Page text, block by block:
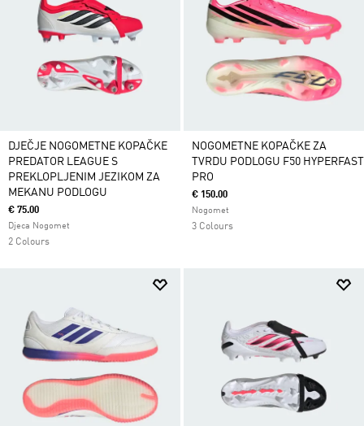
DJEČJE NOGOMETNE KOPAČKE
PREDATOR LEAGUE S
PREKLOPLJENIM JEZIKOM ZA
MEKANU PODLOGU
€ 75.00
Djeca Nogomet
2 Colours
NOGOMETNE KOPAČKE ZA
TVRDU PODLOGU F50 HYPERFAST
PRO
€ 150.00
Nogomet
3 Colours